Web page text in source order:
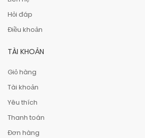
Hỏi đáp
Điều khoản
TÀI KHOẢN
Giỏ hàng
Tài khoản
Yêu thích
Thanh toán
Đơn hàng